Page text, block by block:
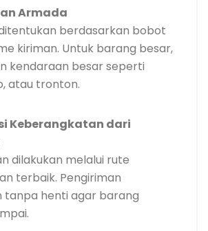
Armada
berdasarkan bobot
kiriman. Untuk barang besar,
kendaraan besar seperti
atau tronton.
Keberangkatan dari
dilakukan melalui rute
terbaik. Pengiriman
tanpa henti agar barang